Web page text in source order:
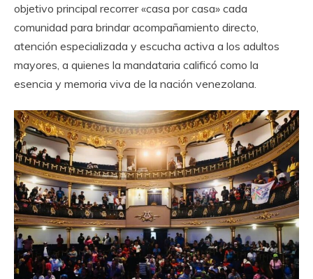
objetivo principal recorrer «casa por casa» cada
comunidad para brindar acompañamiento directo,
atención especializada y escucha activa a los adultos
mayores, a quienes la mandataria calificó como la
esencia y memoria viva de la nación venezolana.